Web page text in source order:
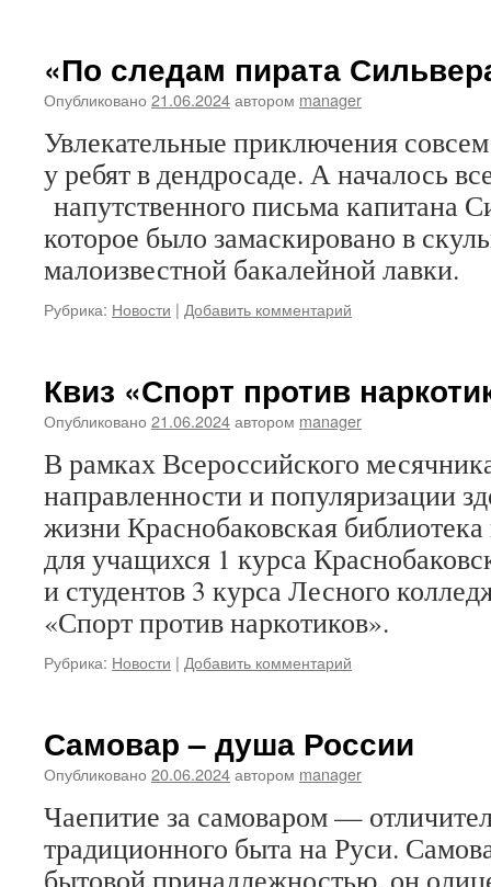
«По следам пирата
Опубликовано 21.06.2024автором manager
Увлекательные приключения
у ребят в дендросаде. А началось
напутственного письма капитана
которое было замаскировано в
малоизвестной бакалейной лавки.
Рубрика: Новости | Добавить комментарий
Квиз «Спорт против
Опубликовано 21.06.2024автором manager
В рамках Всероссийского
направленности и популяризации
жизни Краснобаковская
для учащихся 1 курса
и студентов 3 курса Лесного
«Спорт против наркотиков».
Рубрика: Новости | Добавить комментарий
Самовар – душа России
Опубликовано 20.06.2024автором manager
Чаепитие за самоваром —
традиционного быта на Руси.
бытовой принадлежностью, он